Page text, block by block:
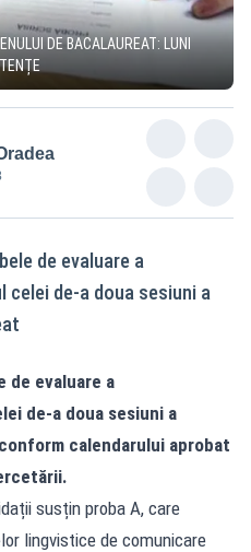
DE BACALAUREAT: LUNI
de evaluare a
de-a doua sesiuni a
de evaluare a
de-a doua sesiuni a
calendarului aprobat
susțin proba A, care
lingvistice de comunicare